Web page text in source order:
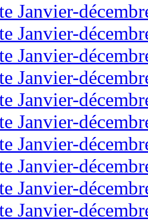
Janvier-
Janvier-
Janvier-
Janvier-
Janvier-
Janvier-
Janvier-
Janvier-
Janvier-
Janvier-